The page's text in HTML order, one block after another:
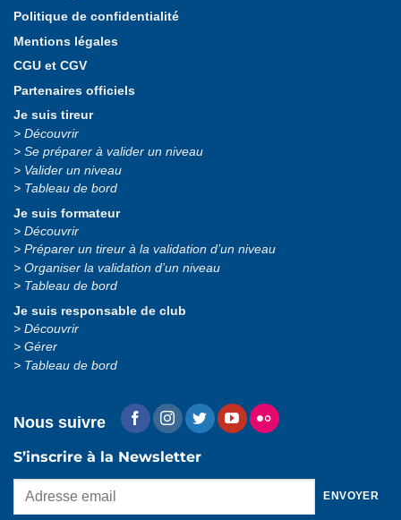
Politique de confidentialité
Mentions légales
CGU et CGV
Partenaires officiels
Je suis tireur
Découvrir
Se préparer à valider un niveau
Valider un niveau
Tableau de bord
Je suis formateur
Découvrir
Préparer un tireur à la validation d’un niveau
Organiser la validation d’un niveau
Tableau de bord
Je suis responsable de club
Découvrir
Gérer
Tableau de bord
Nous suivre
S’inscrire à la Newsletter